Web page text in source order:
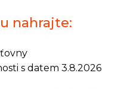
nahrajte:
s datem 3.8.2026